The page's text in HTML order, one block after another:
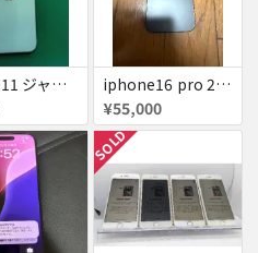
iPhone11 ジャンク
iphone16 pro 256gb ブラックチタニウム
¥55,000
SOLD